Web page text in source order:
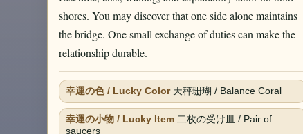
shores. You may discover that one side alone maintains
the bridge. One small exchange of duties can make the
relationship durable.
幸運の色 / Lucky Color天秤珊瑚 / Balance Coral
幸運の小物 / Lucky Item二枚の受け皿 / Pair of
saucers